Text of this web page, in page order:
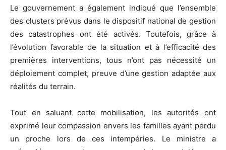
Le gouvernement a également indiqué que l’ensemble
des clusters prévus dans le dispositif national de gestion
des catastrophes ont été activés. Toutefois, grâce à
l’évolution favorable de la situation et à l’efficacité des
premières interventions, tous n’ont pas nécessité un
déploiement complet, preuve d’une gestion adaptée aux
réalités du terrain.
Tout en saluant cette mobilisation, les autorités ont
exprimé leur compassion envers les familles ayant perdu
un proche lors de ces intempéries. Le ministre a